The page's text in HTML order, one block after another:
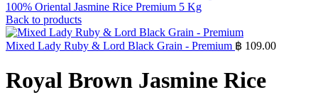
100% Oriental Jasmine Rice Premium 5 Kg
Back to products
Mixed Lady Ruby & Lord Black Grain - Premium ฿ 109.00
Royal Brown Jasmine Rice